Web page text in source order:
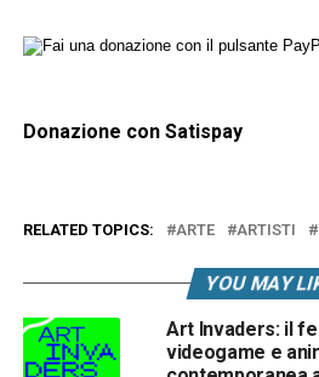
Donazione con Satispay
RELATED TOPICS: ARTE ARTISTI
YOU MAY
Art Invaders: il
videogame e